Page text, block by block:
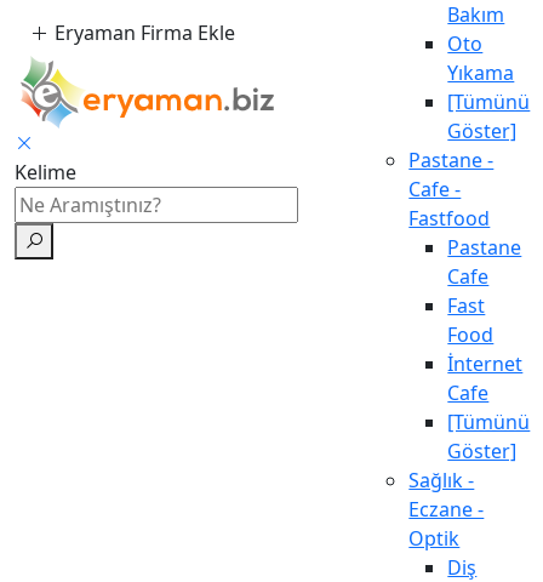
Eryaman Firma Ekle
Kelime
Bakım
Oto
Yıkama
[Tümünü
Göster]
Pastane -
Cafe -
Fastfood
Pastane
Cafe
Fast
Food
İnternet
Cafe
[Tümünü
Göster]
Sağlık -
Eczane -
Optik
Diş